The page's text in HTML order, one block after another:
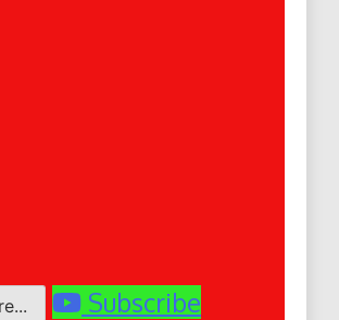
Subscribe